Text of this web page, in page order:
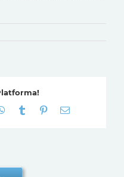
WhatsApp
Tumblr Pinterest
E-